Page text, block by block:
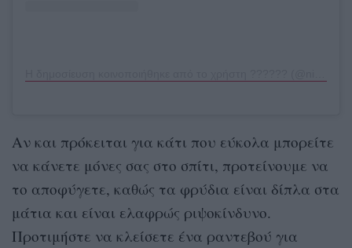
Αν και πρόκειται για κάτι που εύκολα μπορείτε
να κάνετε μόνες σας στο σπίτι, προτείνουμε να
το αποφύγετε, καθώς τα φρύδια είναι δίπλα στα
μάτια και είναι ελαφρώς ριψοκίνδυνο.
Προτιμήστε να κλείσετε ένα ραντεβού για